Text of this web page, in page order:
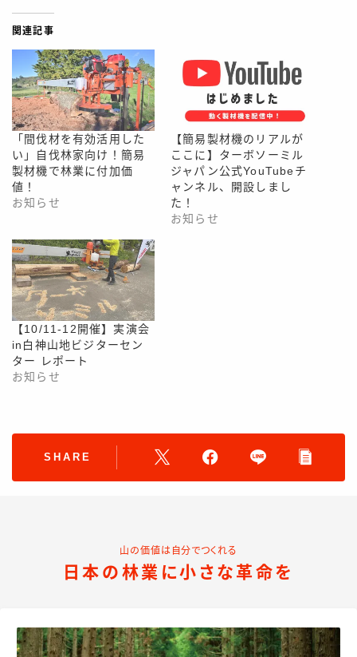
関連記事
「間伐材を有効活用した
い」自伐林家向け！簡易
製材機で林業に付加価
値！
お知らせ
【簡易製材機のリアルが
ここに】ターボソーミル
ジャパン公式YouTubeチ
ャンネル、開設しまし
た！
お知らせ
【10/11-12開催】実演会
in白神山地ビジターセン
ター レポート
お知らせ
SHARE
山の価値は自分でつくれる
日本の林業に小さな革命を